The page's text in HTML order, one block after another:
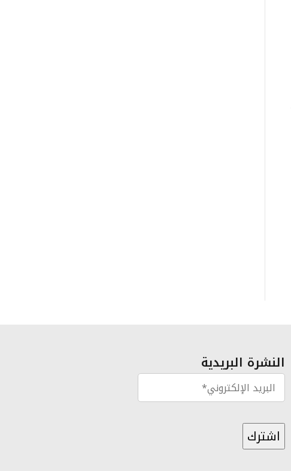
النشرة البريدية